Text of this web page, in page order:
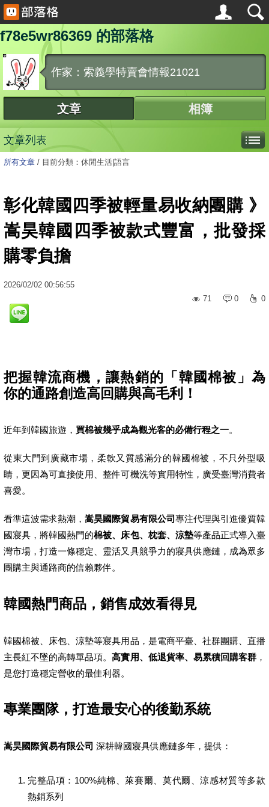
f78e5wr86369 的部落格
作家：索義學特賣會情報21021
文章 相簿
文章列表
所有文章 / 目前分類：休閒生活|語言
彰化韓國四季被輕量易收納團購 》
嵩昊韓國四季被款式豐富，批發採
購零負擔
2026/02/02 00:56:55
71
0 0
把握韓流商機，讓熱銷的「韓國棉被」為
你的通路創造高回購與高毛利！
近年到韓國旅遊， 買棉被幾乎成為觀光客的必備行程之一。
從東大門到廣藏市場，柔軟又質感滿分的韓國棉被，不只外型吸
睛，更因為可直接使用、整件可機洗等實用特性，廣受臺灣消費者
喜愛。
看準這波需求熱潮，嵩昊國際貿易有限公司專注代理與引進優質韓
國寢具，將韓國熱門的棉被、床包、枕套、涼墊等產品正式導入臺
灣市場，打造一條穩定、靈活又具競爭力的寢具供應鏈，成為眾多
團購主與通路商的信賴夥伴。
韓國熱門商品，銷售成效看得見
韓國棉被、床包、涼墊等寢具用品，是電商平臺、社群團購、直播
主長紅不墜的高轉單品項。高實用、低退貨率、易累積回購客群 ，
是您打造穩定營收的最佳利器。
專業團隊，打造最安心的後勤系統
嵩昊國際貿易有限公司 深耕韓國寢具供應鏈多年，提供：
完整品項：100%純棉、萊賽爾、莫代爾、涼感材質等多款
熱銷系列